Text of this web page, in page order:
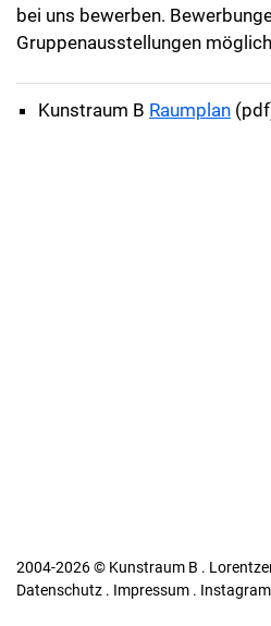
bei uns bewerben.
Gruppenausstellungen
Kunstraum B Raumplan
2004-2026 © Kunstraum B .
Datenschutz . Impressum . Instagram